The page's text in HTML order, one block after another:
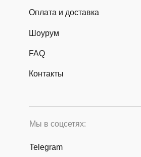
Мы в соцсетях:
Telegram
Оплата и доставка
Шоурум
FAQ
Контакты